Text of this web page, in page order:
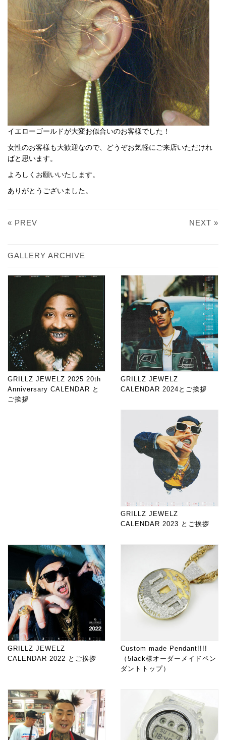
イエローゴールドが大変お似合いのお客様でした！
女性のお客様も大歓迎なので、どうぞお気軽にご来店いただけれ
ばと思います。
よろしくお願いいたします。
ありがとうございました。
« PREV NEXT »
GALLERY ARCHIVE
GRILLZ JEWELZ 2025 20th
Anniversary CALENDAR と
ご挨拶
GRILLZ JEWELZ
CALENDAR 2024とご挨拶
GRILLZ JEWELZ
CALENDAR 2023 とご挨拶
GRILLZ JEWELZ
CALENDAR 2022 とご挨拶
Custom made Pendant!!!!
（5lack様オーダーメイドペン
ダントトップ）